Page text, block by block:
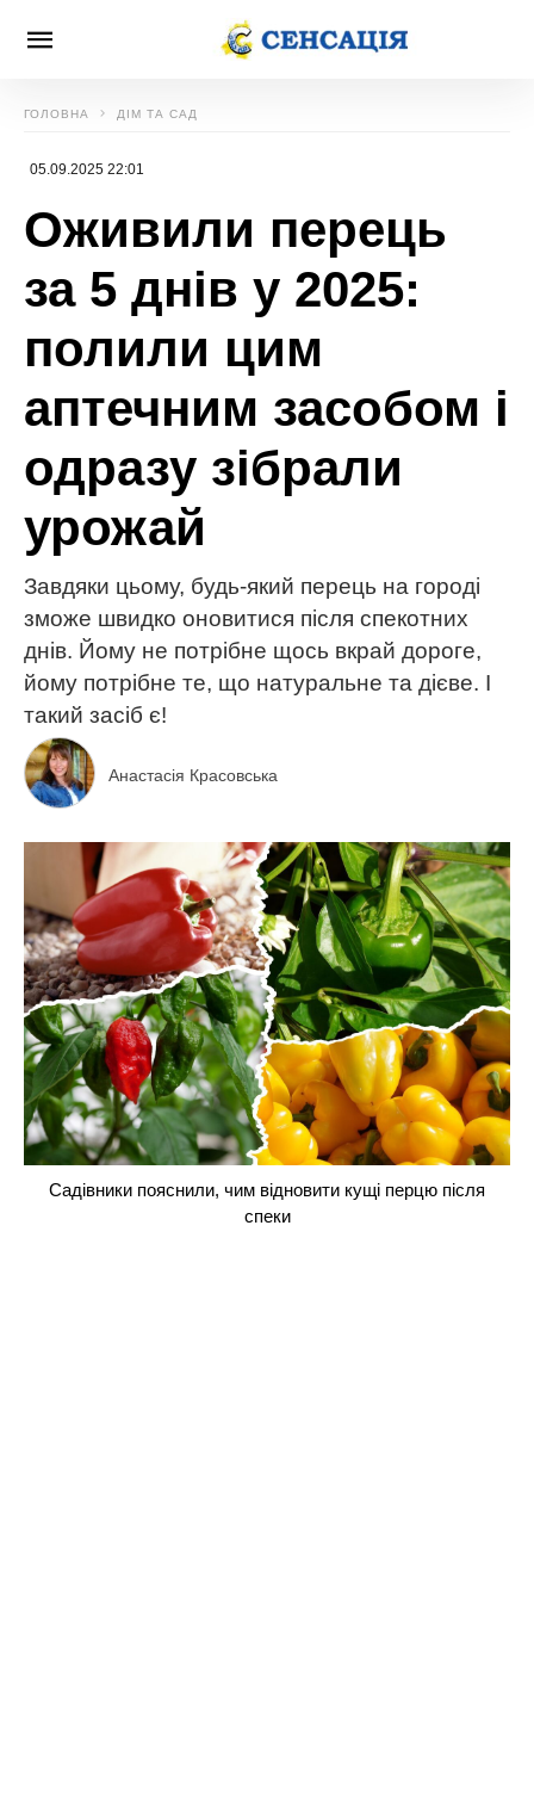
ГОЛОВНА ДІМ ТА САД
05.09.2025 22:01
Оживили перець
за 5 днів у 2025:
полили цим
аптечним засобом і
одразу зібрали
урожай
Завдяки цьому, будь-який перець на городі
зможе швидко оновитися після спекотних
днів. Йому не потрібне щось вкрай дороге,
йому потрібне те, що натуральне та дієве. І
такий засіб є!
Анастасія Красовська
Садівники пояснили, чим відновити кущі перцю після
спеки